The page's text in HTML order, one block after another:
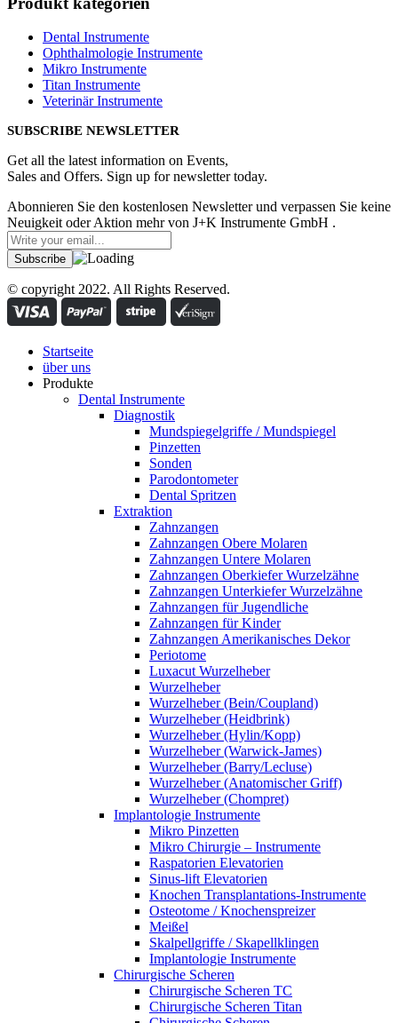
Dental Instrumente
Ophthalmologie Instrumente
Mikro Instrumente
Titan Instrumente
Veterinär Instrumente
SUBSCRIBE NEWSLETTER
Get all the latest information on Events,
Sales and Offers. Sign up for newsletter today.
Abonnieren Sie den kostenlosen Newsletter und verpassen Sie keine
Neuigkeit oder Aktion mehr von J+K Instrumente GmbH .
© copyright 2022. All Rights Reserved.
Startseite
über uns
Produkte
Dental Instrumente
Diagnostik
Mundspiegelgriffe / Mundspiegel
Pinzetten
Sonden
Parodontometer
Dental Spritzen
Extraktion
Zahnzangen
Zahnzangen Obere Molaren
Zahnzangen Untere Molaren
Zahnzangen Oberkiefer Wurzelzähne
Zahnzangen Unterkiefer Wurzelzähne
Zahnzangen für Jugendliche
Zahnzangen für Kinder
Zahnzangen Amerikanisches Dekor
Periotome
Luxacut Wurzelheber
Wurzelheber
Wurzelheber (Bein/Coupland)
Wurzelheber (Heidbrink)
Wurzelheber (Hylin/Kopp)
Wurzelheber (Warwick-James)
Wurzelheber (Barry/Lecluse)
Wurzelheber (Anatomischer Griff)
Wurzelheber (Chompret)
Implantologie Instrumente
Mikro Pinzetten
Mikro Chirurgie – Instrumente
Raspatorien Elevatorien
Sinus-lift Elevatorien
Knochen Transplantations-Instrumente
Osteotome / Knochenspreizer
Meißel
Skalpellgriffe / Skapellklingen
Implantologie Instrumente
Chirurgische Scheren
Chirurgische Scheren TC
Chirurgische Scheren Titan